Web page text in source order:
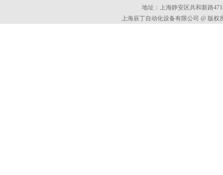
地址：上海静安区共和新路
上海辰丁自动化设备有限公司 @ 版权